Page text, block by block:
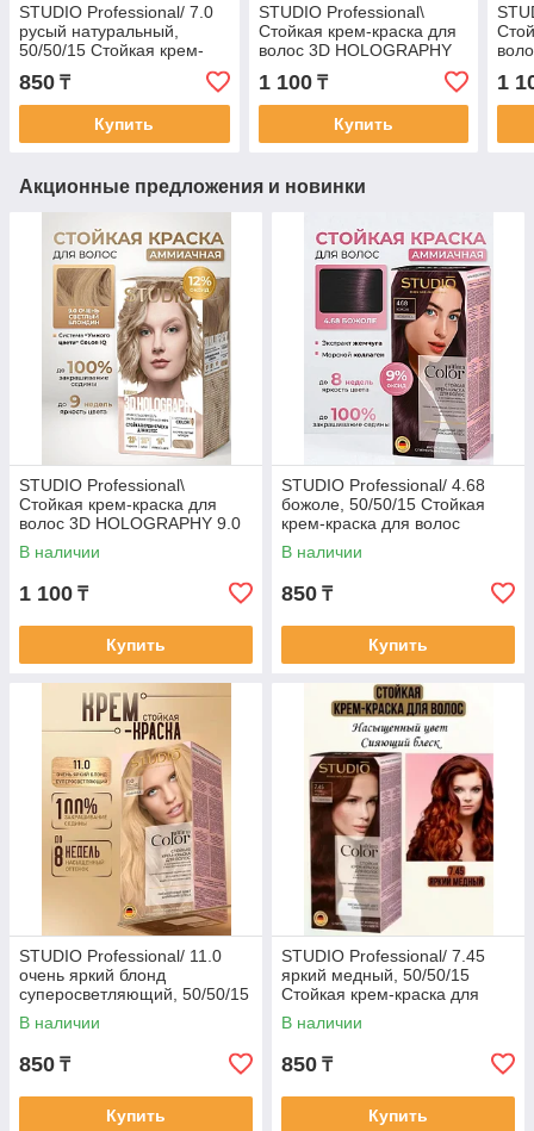
STUDIO Professional/ 7.0
русый натуральный,
50/50/15 Стойкая крем-
краска для волос
850 ₸
Купить
STUDIO Professional\
Стойкая крем-краска для
волос 3D HOLOGRAPHY
6.1 Пепельно-русый
50/50/25/15 мл
1 100₸
Купить
1
Акционные предложения и новинки
STUDIO Professional\
Стойкая крем-краска для
волос 3D HOLOGRAPHY 9.0
Очень светлый блондин
50/50/25/15 мл
В наличии
1 100 ₸
Купить
STUDIO Professional/ 4.68
божоле, 50/50/15 Стойкая
крем-краска для волос
В наличии
850 ₸
Купить
STUDIO Professional/ 11.0
очень яркий блонд
суперосветляющий, 50/50/15
Стойкая крем-краска для
волос
В наличии
850 ₸
Купить
STUDIO Professional/ 7.45
яркий медный, 50/50/15
Стойкая крем-краска для
волос
В наличии
850 ₸
Купить